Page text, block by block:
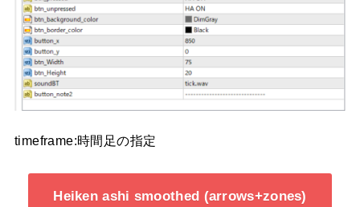
timeframe:時間足の指定
Heiken ashi smoothed (arrows+zones)